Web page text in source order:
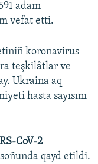
adam
vefat etti.
koronavirus
teşkilâtlar ve
Ukraina aq
hasta sayısını
CoV-2
qayd etildi.